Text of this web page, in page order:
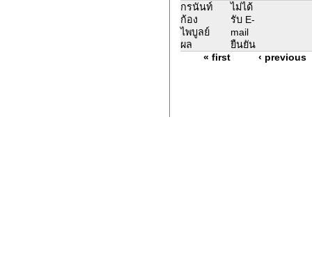
กรนันท์
ก้อง
ไพบูลย์
ผล
ไม่ได้
รับ E-
mail
ยืนยัน
« first
‹ previous